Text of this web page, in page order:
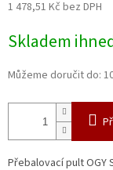
1 478,51 Kč bez DPH
cena:
Skladem
Můžeme doručit do:
Přebalovací pult